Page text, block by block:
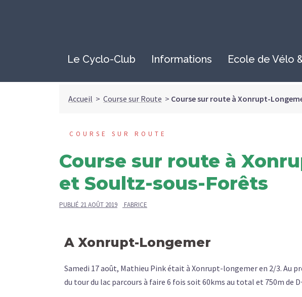
Le Cyclo-Club Informations Ecole de Vélo
Accueil > Course sur Route > Course sur route à Xonrupt-
COURSE SUR ROUTE
Course sur route à
et Soultz-sous-Forêts
PUBLIÉ 21 AOÛT 2019 FABRICE
A Xonrupt-Longemer
Samedi 17 août, Mathieu Pink était à Xonrupt-longemer en 2/3. Au
du tour du lac parcours à faire 6 fois soit 60kms au total et 750m de